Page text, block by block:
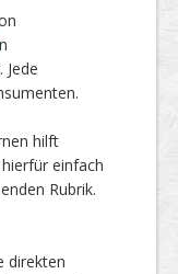
hilft
einfach
Rubrik.
direkten